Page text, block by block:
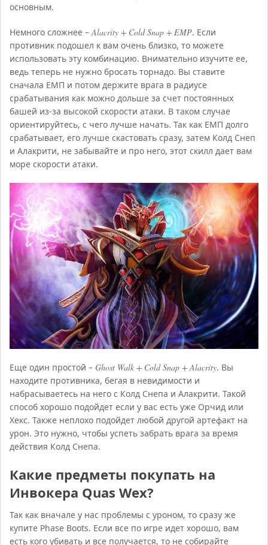
основным.
Немного сложнее –Alacrity + Cold Snap + EMP. Если
противник подошел к вам очень близко, то можете
использовать эту комбинацию. Внимательно изучите ее,
ведь теперь не нужно бросать торнадо. Вы ставите
сначала ЕМП и потом держите врага в радиусе
срабатывания как можно дольше за счет постоянных
башей из-за высокой скорости атаки. В таком случае
ориентируйтесь, с чего лучше начать. Так как ЕМП долго
срабатывает, его лучше скастовать сразу, затем Колд Снеп
и Алакрити, не забывайте и про него, этот скилл дает вам
море скорости атаки.
Еще один простой –Ghost Walk + Cold Snap + Alacrity. Вы
находите противника, бегая в невидимости и
набрасываетесь на него с Колд Снепа и Алакрити. Такой
способ хорошо подойдет если у вас есть уже Орчид или
Хекс. Также неплохо подойдет любой другой артефакт на
урон. Это нужно, чтобы успеть забрать врага за время
действия Колд Снепа.
Какие предметы покупать на
Инвокера Quas Wex?
Так как вначале у нас проблемы с уроном, то сразу же
купите Phase Boots. Если все по игре идет хорошо, вам
есть кого убивать и все получается, то не собирайте